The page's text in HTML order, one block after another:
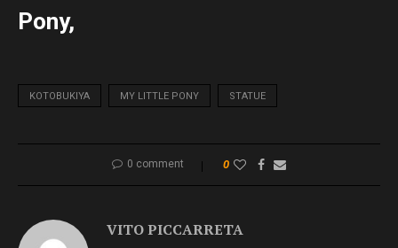
Pony,
KOTOBUKIYA MY LITTLE PONY STATUE
0 comment 0
VITO PICCARRETA